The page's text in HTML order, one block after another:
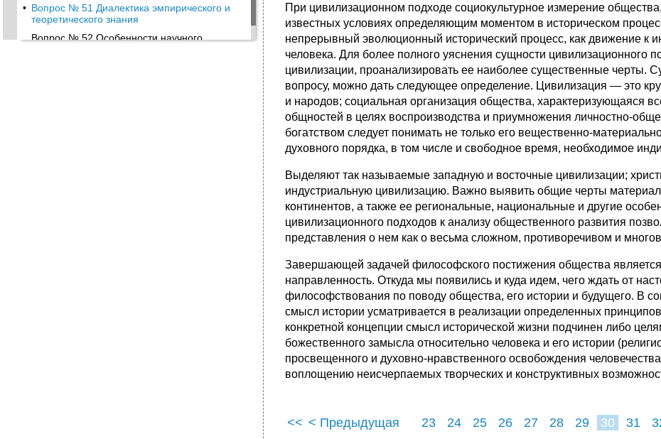
• Вопрос № 51 Диалектика эмпирического и
теоретического знания
Вопрос № 52 Особенности научного
При цивилизационном подходе социокультурное измерение
известных условиях определяющим моментом в историческом
непрерывный эволюционный исторический процесс, как движение к
человека. Для более полного уяснения сущности цивилизационного
цивилизации, проанализировать ее наиболее существенные черты.
вопросу, можно дать следующее определение. Цивилизация — это
и народов; социальная организация общества, характеризующаяся
общностей в целях воспроизводства и приумножения личностно-
богатством следует понимать не только его вещественно-
духовного порядка, в том числе и свободное время, необходимое
Выделяют так называемые западную и восточные цивилизации;
индустриальную цивилизацию. Важно выявить общие черты
континентов, а также ее региональные, национальные и другие
цивилизационного подходов к анализу общественного развития
представления о нем как о весьма сложном, противоречивом и
Завершающей задачей философского постижения общества
направленность. Откуда мы появились и куда идем, чего ждать от
философствования по поводу общества, его истории и будущего. В
смысл истории усматривается в реализации определенных
конкретной концепции смысл исторической жизни подчинен либо
божественного замысла относительно человека и его истории
просвещенного и духовно-нравственного освобождения
воплощению неисчерпаемых творческих и конструктивных
<< < Предыдущая 23 24 25 26 27 28 29 30 31